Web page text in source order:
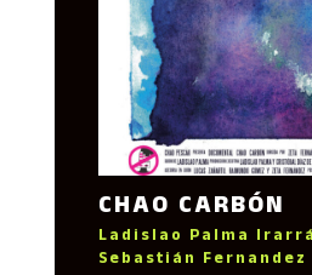
CHAO CARBÓN
Ladislao Palma
Sebastián Fernandez